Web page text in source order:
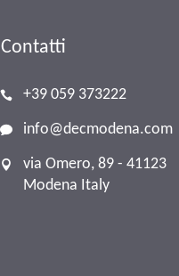
Contatti
+39 059 373222
info@decmodena.com
via Omero, 89 - 41123
Modena Italy